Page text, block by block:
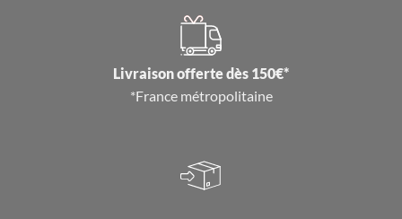
Livraison offerte dès 150€*
*France métropolitaine